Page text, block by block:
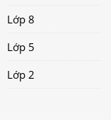
Lớp 8
Lớp 5
Lớp 2